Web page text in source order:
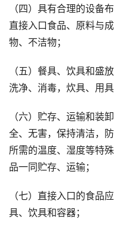
（四）具有合理的设备
直接入口食品、原料与
物、不洁物；
（五）餐具、饮具和盛
洗净、消毒，炊具、用
（六）贮存、运输和装
全、无害，保持清洁，
所需的温度、湿度等特
品一同贮存、运输；
（七）直接入口的食品
具、饮具和容器；